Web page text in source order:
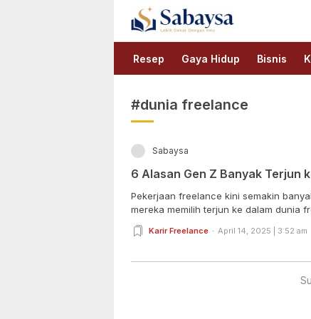
Sabaysa
Lebih Dekat Dengan Ilmu
Resep Gaya Hidup Bisnis
#dunia freelance
Sabaysa
6 Alasan Gen Z Banyak Terjun
Pekerjaan freelance kini semakin
mereka memilih terjun ke dalam dunia
Karir Freelance April 14, 2025 | 3:52 am